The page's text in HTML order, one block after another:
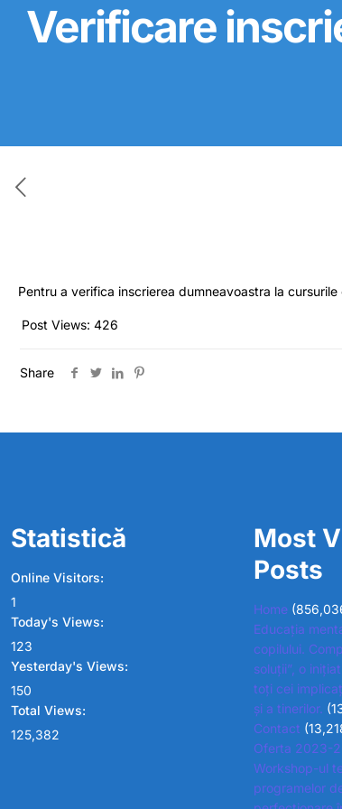
Verificare
Pentru a verifica inscrierea dumneavoastra la
Post Views: 426
Share
Statistică
Online Visitors:
1
Today's Views:
123
Yesterday's Views:
150
Total Views:
125,382
Most
Posts
Home
Educația
copilului.
soluții”, o
toți cei
și a tinerilor.
Contact
Oferta 2023-
Workshop-ul
programelor